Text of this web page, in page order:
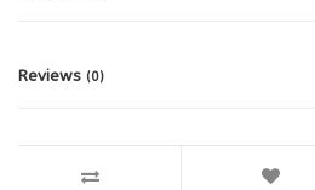
Reviews (0)